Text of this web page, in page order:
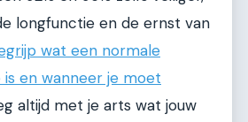
longfunctie en de ernst van
wat een normale
en wanneer je moet
altijd met je arts wat jouw